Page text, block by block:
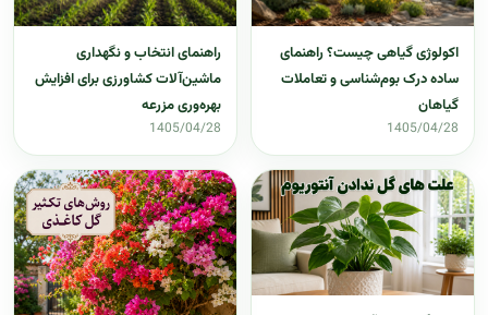
اکولوژی گیاهی چیست؟ راهنمای
ساده درک بوم‌شناسی و تعاملات
گیاهان
1405/04/28
راهنمای انتخاب و نگهداری
ماشین‌آلات کشاورزی برای افزایش
بهره‌وری مزرعه
1405/04/28